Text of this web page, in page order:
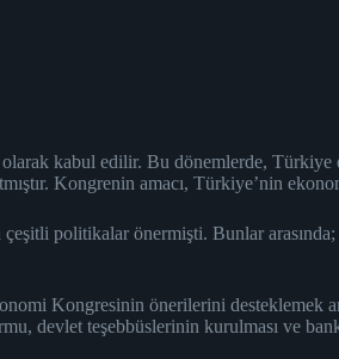
kabul edilir. Bu dönemlerde, Türkiye
Kongrenin amacı, Türkiye’nin
politikalar önermişti. Bunlar
Kongresinin önerilerini desteklemek
devlet teşebbüslerinin kurulması ve